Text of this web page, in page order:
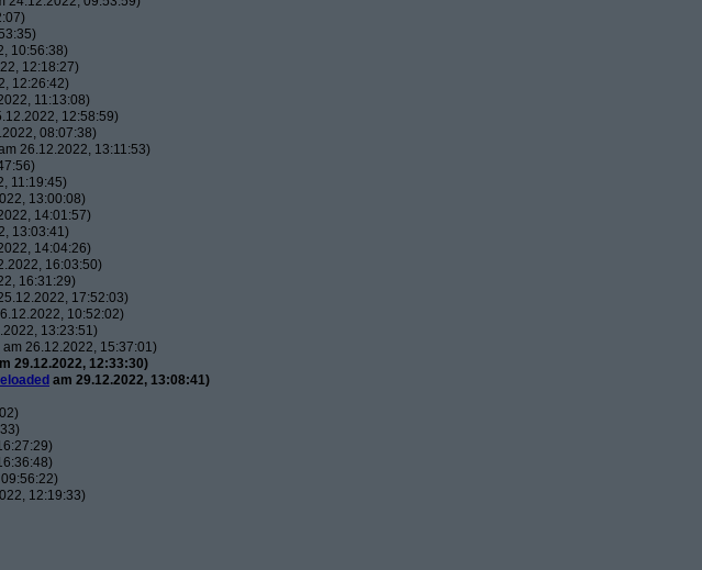
10:56:38)
12:18:27)
12:26:42)
11:13:08)
12:58:59)
08:07:38)
26.12.2022, 13:11:53)
11:19:45)
13:00:08)
14:01:57)
13:03:41)
14:04:26)
16:03:50)
16:31:29)
17:52:03)
10:52:02)
13:23:51)
am 26.12.2022, 15:37:01)
29.12.2022, 12:33:30)
am 29.12.2022, 13:08:41)
12:19:33)